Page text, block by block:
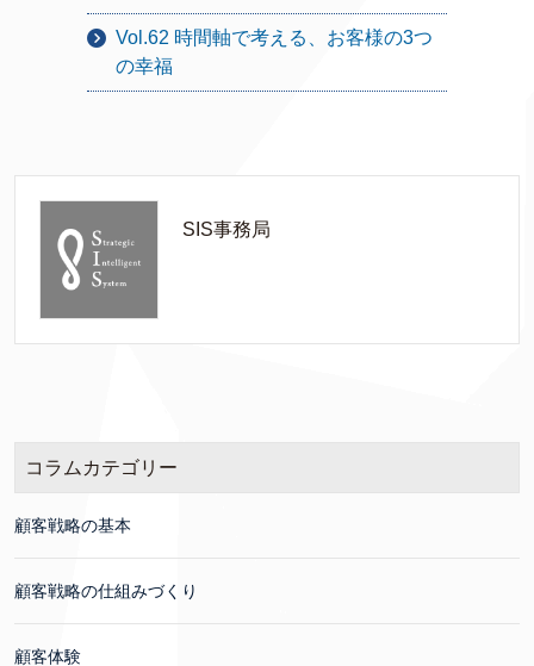
Vol.62 時間軸で考える、お客様の3つ
の幸福
SIS事務局
コラムカテゴリー
顧客戦略の基本
顧客戦略の仕組みづくり
顧客体験